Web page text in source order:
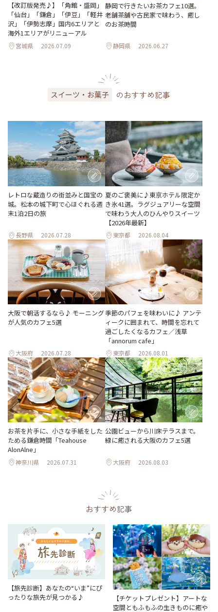
【改訂版発売♪】「角館・盛岡」
「仙台」「鎌倉」「伊豆」「軽井
沢」「伊勢志摩」国内6エリアと
海外1エリアがリニューアル
宮城県 2026.07.09
静岡で行きたいお茶カフェ10選。
老舗茶舗や古民家で味わう、癒し
のお茶時間
静岡県 2026.06.27
スイーツ・お菓子 のおすすめ記事
レトロな蔵造りの街並みと国宝の
城。松本の城下町で心ほぐれる週
末1泊2日の旅
長野県 2026.07.28
夏のご褒美に♪東京ホテル限定か
き氷41選。ラグジュアリーな空間
で味わう大人のひんやりスイーツ
【2026年最新】
東京都 2026.08.04
大阪で朝活するなら♪ モーニング
が人気のカフェ5選
大阪府 2026.07.28
季節のパフェを味わいに♪ アンテ
ィークに囲まれて、時間を忘れて
過ごしたくなるカフェ／浅草
「annorum cafe」
東京都 2026.08.01
お茶を片手に、小さな手紙をした
ためる鎌倉時間「Teahouse
AlonAlne」
神奈川県 2026.07.31
公園ビューから川床テラスまで。
緑に癒される大阪のカフェ5選
大阪府 2026.08.03
おすすめ記事
【旅先診断】あなたの“いま”にぴ
ったりな旅先が見つかる♪
【チケットプレゼント】アートな
空間ともふもふの生きものに癒や